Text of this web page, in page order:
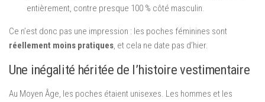
entièrement, contre presque 100 % côté masculin.
Ce n’est donc pas une impression : les poches féminines sont
réellement moins pratiques, et cela ne date pas d’hier.
Une inégalité héritée de l’histoire vestimentaire
Au Moyen Âge, les poches étaient unisexes. Les hommes et les